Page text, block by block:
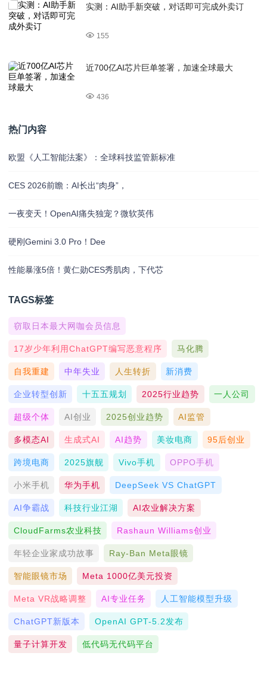
实测：AI助手新突破，对话即可完成外卖订
155
近700亿AI芯片巨单签署，加速全球最大
436
热门内容
欧盟《人工智能法案》：全球科技监管新标准
CES 2026前瞻：AI长出“肉身”，
一夜变天！OpenAI痛失独宠？微软英伟
硬刚Gemini 3.0 Pro！Dee
性能暴涨5倍！黄仁勋CES秀肌肉，下代芯
TAGS标签
窃取日本最大网咖会员信息
17岁少年利用ChatGPT编写恶意程序 马化腾
自我重建 中年失业 人生转折 新消费
企业转型创新 十五五规划 2025行业趋势 一人公司
超级个体 AI创业 2025创业趋势 AI监管
多模态AI 生成式AI AI趋势 美妆电商 95后创业
跨境电商 2025旗舰 Vivo手机 OPPO手机
小米手机 华为手机 DeepSeek VS ChatGPT
AI争霸战 科技行业江湖 AI农业解决方案
CloudFarms农业科技 Rashaun Williams创业
年轻企业家成功故事 Ray-Ban Meta眼镜
智能眼镜市场 Meta 1000亿美元投资
Meta VR战略调整 AI专业任务 人工智能模型升级
ChatGPT新版本 OpenAI GPT-5.2发布
量子计算开发 低代码无代码平台